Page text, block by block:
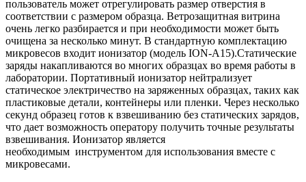
пользователь может отрегулировать размер отверстия в
соответствии с размером образца. Ветрозащитная витрина
очень легко разбирается и при необходимости может быть
очищена за несколько минут. В стандартную комплектацию
микровесов входит ионизатор (модель ION-A15).Статические
заряды накапливаются во многих образцах во время работы в
лаборатории. Портативный ионизатор нейтрализует
статическое электричество на заряженных образцах, таких как
пластиковые детали, контейнеры или пленки. Через несколько
секунд образец готов к взвешиванию без статических зарядов,
что дает возможность оператору получить точные результаты
взвешивания. Ионизатор является
необходимым инструментом для использования вместе с
микровесами.